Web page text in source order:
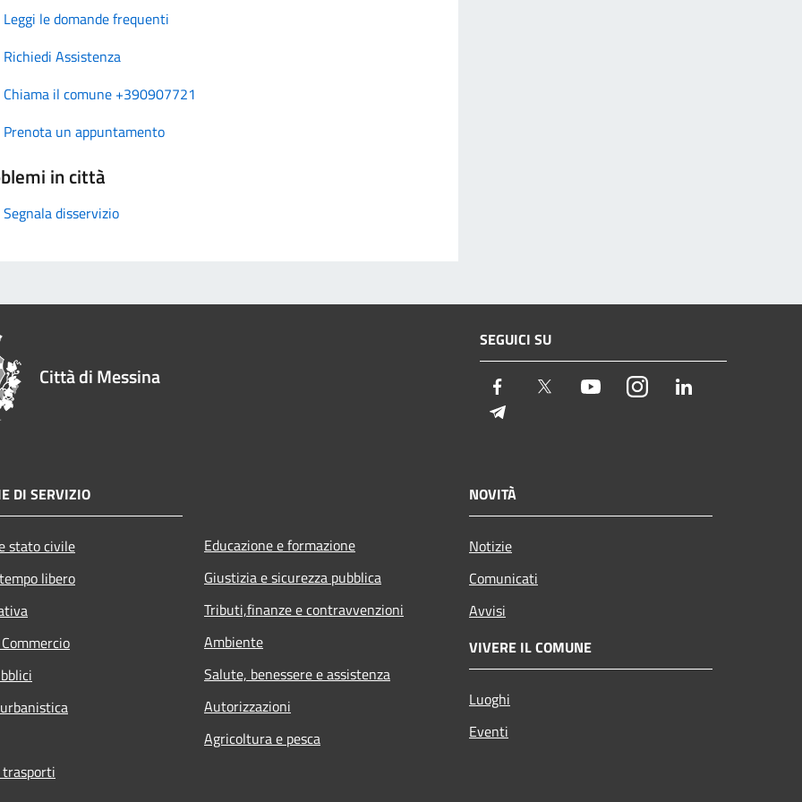
Leggi le domande frequenti
Richiedi Assistenza
Chiama il comune +390907721
Prenota un appuntamento
in città
Segnala disservizio
Città di Messina
SEGUICI SU
Facebook Twitter YoutubeInstagram
DI SERVIZIO
stato civile
libero
Educazione e formazione
Giustizia e sicurezza pubblica
Tributi,finanze e contravvenzioni
Ambiente
Salute, benessere e assistenza
Autorizzazioni
Agricoltura e pesca
NOVITÀ
Notizie
Comunicati
Avvisi
VIVERE IL COMUNE
Luoghi
Eventi